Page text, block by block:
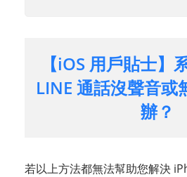
【iOS 用戶貼士】
LINE 通話沒聲音或
辦？
若以上方法都無法幫助您解決